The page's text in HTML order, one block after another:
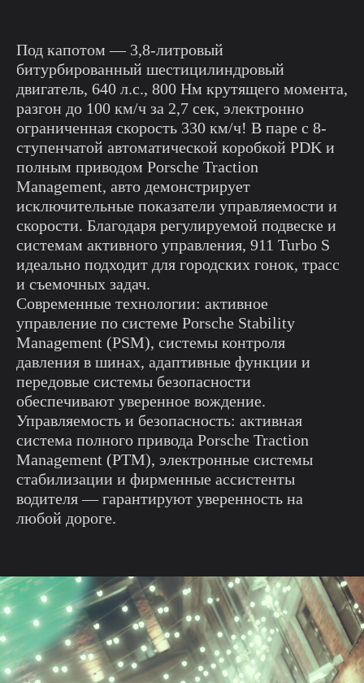
Под капотом — 3,8-литровый
битурбированный шестицилиндровый
двигатель, 640 л.с., 800 Нм крутящего момента,
разгон до 100 км/ч за 2,7 сек, электронно
ограниченная скорость 330 км/ч! В паре с 8-
ступенчатой автоматической коробкой PDK и
полным приводом Porsche Traction
Management, авто демонстрирует
исключительные показатели управляемости и
скорости. Благодаря регулируемой подвеске и
системам активного управления, 911 Turbo S
идеально подходит для городских гонок, трасс
и съемочных задач.
Современные технологии: активное
управление по системе Porsche Stability
Management (PSM), системы контроля
давления в шинах, адаптивные функции и
передовые системы безопасности
обеспечивают уверенное вождение.
Управляемость и безопасность: активная
система полного привода Porsche Traction
Management (PTM), электронные системы
стабилизации и фирменные ассистенты
водителя — гарантируют уверенность на
любой дороге.